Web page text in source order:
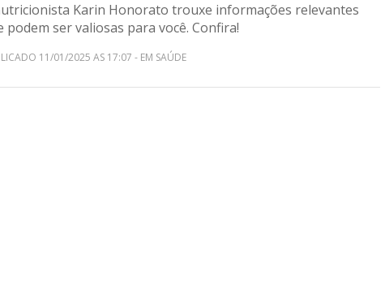
Karin Honorato trouxe informações relevantes
podem ser valiosas para você. Confira!
11/01/2025 AS 17:07 - EM SAÚDE